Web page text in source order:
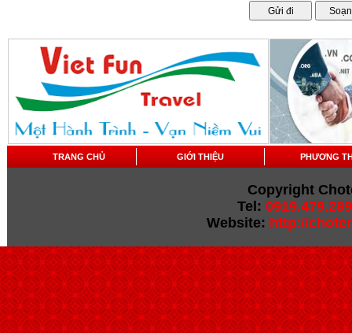
TRANG CHỦ GIỚI THIỆU PHƯƠNG
Copyright
Tel: 0919.479.289
Website: http://